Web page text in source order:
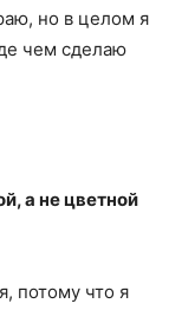
но в целом я
чем сделаю
а не цветной
потому что я